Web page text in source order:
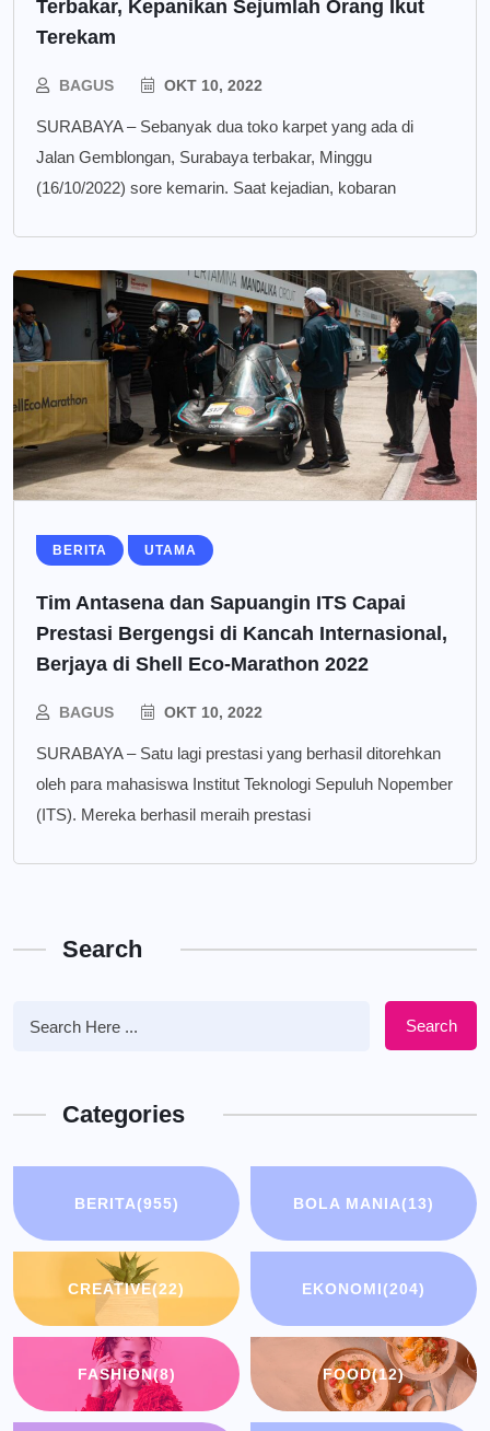
Terbakar, Kepanikan Sejumlah Orang Ikut
Terekam
BAGUS OKT 10, 2022
SURABAYA – Sebanyak dua toko karpet yang ada di
Jalan Gemblongan, Surabaya terbakar, Minggu
(16/10/2022) sore kemarin. Saat kejadian, kobaran
BERITA UTAMA
Tim Antasena dan Sapuangin ITS Capai
Prestasi Bergengsi di Kancah Internasional,
Berjaya di Shell Eco-Marathon 2022
BAGUS OKT 10, 2022
SURABAYA – Satu lagi prestasi yang berhasil ditorehkan
oleh para mahasiswa Institut Teknologi Sepuluh Nopember
(ITS). Mereka berhasil meraih prestasi
Search
Search
Categories
BERITA(955) BOLA MANIA(13)
CREATIVE(22) EKONOMI(204)
FASHION(8) FOOD(12)